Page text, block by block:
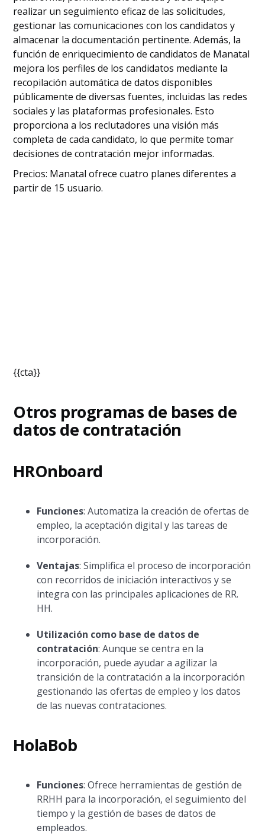
realizar un seguimiento eficaz de las solicitudes,
gestionar las comunicaciones con los candidatos y
almacenar la documentación pertinente. Además, la
función de enriquecimiento de candidatos de Manatal
mejora los perfiles de los candidatos mediante la
recopilación automática de datos disponibles
públicamente de diversas fuentes, incluidas las redes
sociales y las plataformas profesionales. Esto
proporciona a los reclutadores una visión más
completa de cada candidato, lo que permite tomar
decisiones de contratación mejor informadas.
Precios: Manatal ofrece cuatro planes diferentes a
partir de 15 usuario.
{{cta}}
Otros programas de bases de
datos de contratación
HROnboard
Funciones: Automatiza la creación de ofertas de
empleo, la aceptación digital y las tareas de
incorporación.
Ventajas: Simplifica el proceso de incorporación
con recorridos de iniciación interactivos y se
integra con las principales aplicaciones de RR.
HH.
Utilización como base de datos de
contratación: Aunque se centra en la
incorporación, puede ayudar a agilizar la
transición de la contratación a la incorporación
gestionando las ofertas de empleo y los datos
de las nuevas contrataciones.
HolaBob
Funciones: Ofrece herramientas de gestión de
RRHH para la incorporación, el seguimiento del
tiempo y la gestión de bases de datos de
empleados.